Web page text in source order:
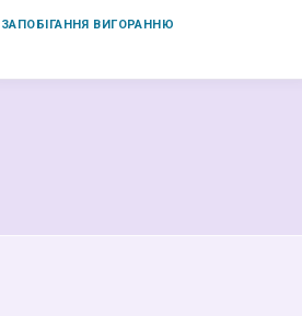
ЗАПОБІГАННЯ ВИГОРАННЮ